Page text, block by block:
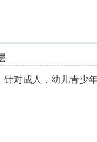
对成人，幼儿青少